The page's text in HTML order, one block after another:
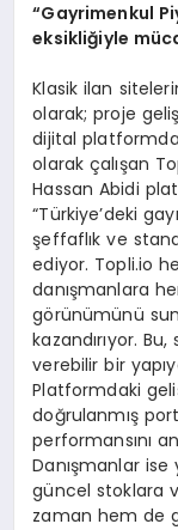
“Gayrimenkul
eksikliğiyle mü
Klasik ilan
olarak; proje
dijital
olarak çalışan
Hassan Abidi
“Türkiye’deki
şeffaflık ve
ediyor. Topli.io
danışmanlara
görünümünü
kazandırıyor.
verebilir bir
Platformdaki
doğrulanmış
performansını
Danışmanlar
güncel stoklara
zaman hem de